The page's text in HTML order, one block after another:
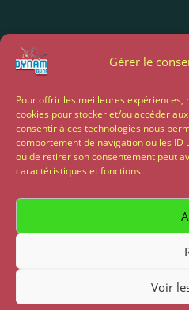
Gérer le
Pour offrir les meilleures expériences,
cookies pour stocker et/ou accéder
consentir à ces technologies nous
comportement de navigation ou les ID
ou de retirer son consentement peut
caractéristiques et fonctions.
Voir
Propulsé par